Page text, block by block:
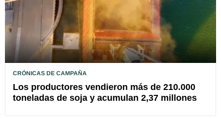
CRÓNICAS DE CAMPAÑA
Los productores vendieron más de 210.000
toneladas de soja y acumulan 2,37 millones